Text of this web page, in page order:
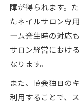
障が得られます。
たネイルサロン専
ーム発生時の対応
サロン経営におけ
なります。
また、協会独自の
利用することで、